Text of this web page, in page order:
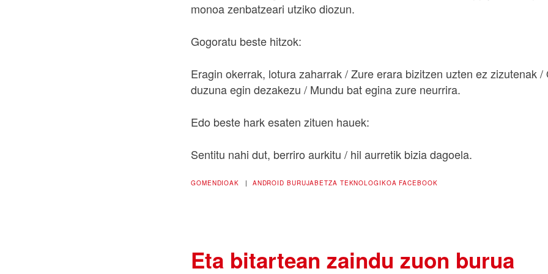
monoa zenbatzeari utziko diozun.
Gogoratu beste hitzok:
Eragin okerrak, lotura zaharrak / Zure erara bizitzen uzten ez zizutenak /
duzuna egin dezakezu / Mundu bat egina zure neurrira.
Edo beste hark esaten zituen hauek:
Sentitu nahi dut, berriro aurkitu / hil aurretik bizia dagoela.
GOMENDIOAK | ANDROID BURUJABETZA TEKNOLOGIKOA FACEBOOK
Eta bitartean zaindu zuon burua